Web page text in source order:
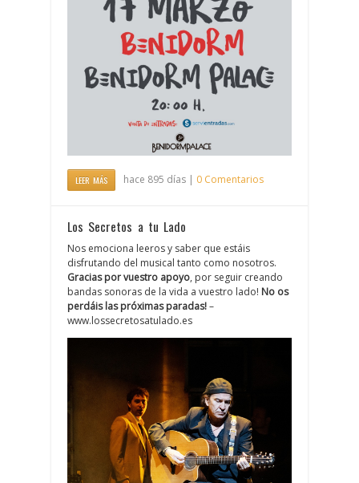
LEER MÁS hace 895 días | 0 Comentarios
Los Secretos a tu Lado
Nos emociona leeros y saber que estáis
disfrutando del musical tanto como nosotros.
Gracias por vuestro apoyo, por seguir creando
bandas sonoras de la vida a vuestro lado! No os
perdáis las próximas paradas!–
www.lossecretosatulado.es